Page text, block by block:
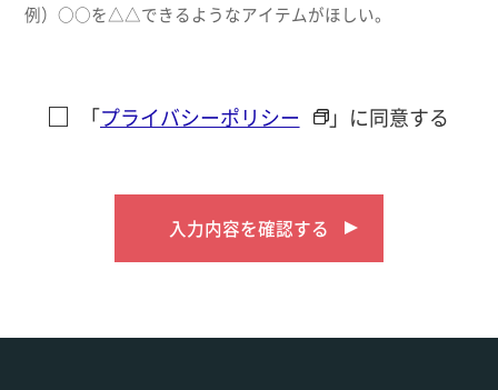
例）○○を△△できるようなアイテムがほしい。
「プライバシーポリシー 」に同意する
入力内容を確認する